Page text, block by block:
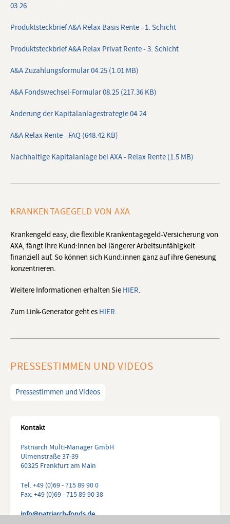
03.26
Produktsteckbrief A&A Relax Basis Rente - 1. Schicht
Produktsteckbrief A&A Relax Privat Rente - 3. Schicht
A&A Zuzahlungsformular 04.25 (1.01 MB)
A&A Fondswechsel-Formular 08.25 (217.36 KB)
Änderung der Kapitalanlagestrategie 04.24
A&A Relax Rente - FAQ (648.42 KB)
Nachhaltige Kapitalanlage bei AXA - Relax Rente (1.5 MB)
KRANKENTAGEGELD VON AXA
Krankengeld easy, die flexible Krankentagegeld-Versicherung von
AXA, fängt Ihre Kund:innen bei längerer Arbeitsunfähigkeit
finanziell auf. So können sich Kund:innen ganz auf ihre Genesung
konzentrieren.
Weitere Informationen erhalten Sie HIER.
Zum Link-Generator geht es HIER.
PRESSESTIMMEN UND VIDEOS
Pressestimmen und Videos
Kontakt
Patriarch Multi-Manager GmbH
Ulmenstraße 37-39
60325 Frankfurt am Main
Tel. +49 (0)69 - 715 89 90 0
Fax: +49 (0)69 - 715 89 90 38
info@patriarch-fonds.de